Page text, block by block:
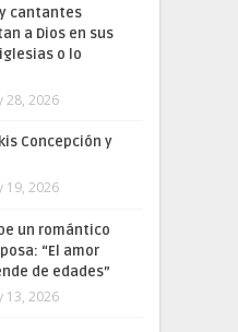
cantantes
a Dios en sus
o lo
28, 2026
Concepción y
19, 2026
un romántico
“El amor
de edades”
13, 2026